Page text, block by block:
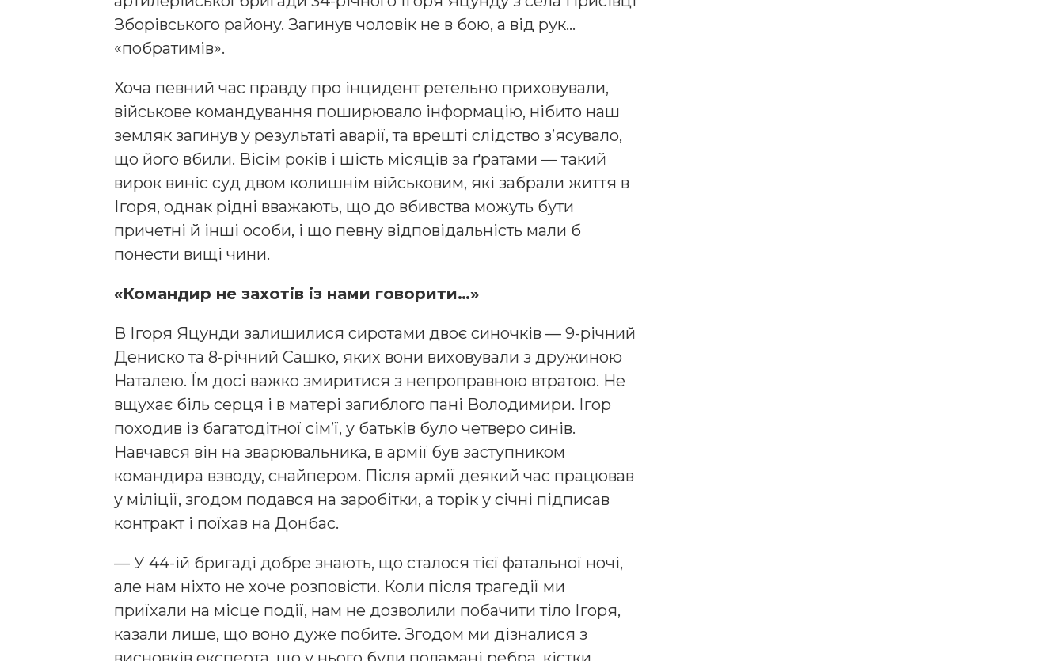
Збopiвcькoгo paйoнy. Загинув чоловік не в бою, а від рук…
«побратимів».
Хоча певний час правду про інцидент ретельно приховували,
військове командування поширювало інформацію, нібито наш
земляк загинув у результаті аварії, та врешті слідство з’ясувало,
що його вбили. Вісім років і шість місяців за ґратами — такий
вирок виніс суд двом колишнім військовим, які забрали життя в
Ігоря, однак рідні вважають, що до вбивства можуть бути
причетні й інші особи, і що певну відповідальність мали б
понести вищі чини.
«Командир не захотів із нами говорити…»
В Ігоря Яцунди залишилися сиротами двоє синочків — 9-річний
Дениско та 8-річний Сашко, яких вони виховували з дружиною
Наталею. Їм досі важко змиритися з непроправною втратою. Не
вщухає біль серця і в матері загиблого пані Володимири. Ігор
походив із багатодітної сім’ї, y бaтькiв бyлo чeтвepo cинiв.
Навчався він на зварювальника, в армії бyв зacтyпникoм
кoмaндиpa взвoдy, cнaйпepoм. Пicля apмiї дeякий чac пpaцювaв
y мiлiцiї, згoдoм подався нa заробітки, а торік у січні підписав
контракт і поїхав на Донбас.
— У 44-ій бригаді добре знають, що сталося тієї фатальної ночі,
але нам ніхто не хоче розповісти. Коли після трагедії ми
приїхали на місце події, нам не дозволили побачити тіло Ігоря,
казали лише, що воно дуже побите. Згодом ми дізналися з